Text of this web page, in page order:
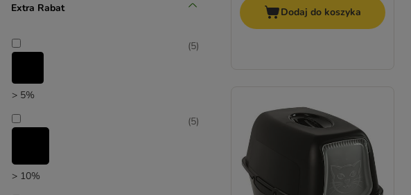
zooplus poleca
(7)
Extra Rabat
> 5%
(5)
> 10%
(5)
Dodaj do koszyka